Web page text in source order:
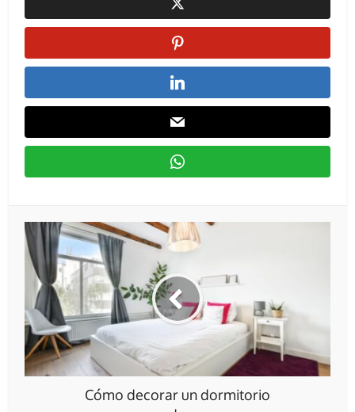
Cómo decorar un dormitorio